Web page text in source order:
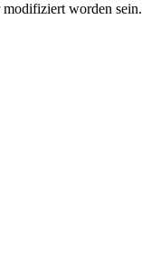
worden sein.